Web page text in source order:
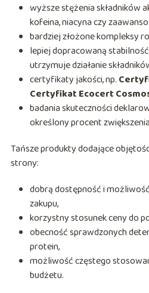
wyższe stężenia składników
kofeina, niacyna czy
bardziej złożone kompleksy
lepiej dopracowaną
utrzymuje działanie
certyfikaty jakości, np.
Certyfikat Ecocert
badania skuteczności
określony procent
Tańsze produkty dodające
strony:
dobrą dostępność i
zakupu,
korzystny stosunek ceny do
obecność sprawdzonych
protein,
możliwość częstego
budżetu.